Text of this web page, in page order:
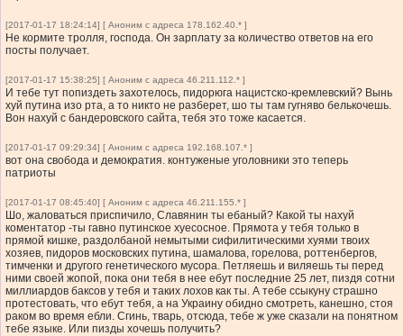
[2017-01-17 18:24:14] [ Аноним с адреса 178.162.40.* ]
Не кормите тролля, господа. Он зарплату за количество ответов на его
посты получает.
[2017-01-17 15:38:25] [ Аноним с адреса 46.211.112.* ]
И тебе тут попиздеть захотелось, пидорюга нацистско-кремлевский? Вынь
хуй путина изо рта, а то никто не разберет, шо ты там гугняво белькочешь.
Вон нахуй с бандеровского сайта, тебя это тоже касается.
[2017-01-17 09:29:34] [ Аноним с адреса 192.168.107.* ]
вот она свобода и демократия. контуженые уголовники это теперь
патриоты
[2017-01-17 08:45:40] [ Аноним с адреса 46.211.155.* ]
Шо, жаловаться приспичило, Славянин ты ебаный? Какой ты нахуй
коментатор -ты гавно путинское хуесосное. Прямота у тебя только в
прямой кишке, раздолбаной немытыми сифилитическими хуями твоих
хозяев, пидоров московских путина, шамалова, горелова, роттенбергов,
тимченки и другого генетического мусора. Петляешь и виляешь ты перед
ними своей жопой, пока они тебя в нее ебут последние 25 лет, пиздя сотни
миллиардов баксов у тебя и таких лохов как ты. А тебе ссыкуну страшно
протестовать, что ебут тебя, а на Украину обидно смотреть, канешно, стоя
раком во время ебли. Сгинь, тварь, отсюда, тебе ж уже сказали на понятном
тебе языке. Или пизды хочешь получить?